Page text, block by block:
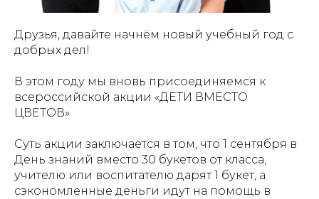
Друзья, давайте начнём новый учебный год с
добрых дел!
В этом году мы вновь присоединяемся к
всероссийской акции «ДЕТИ ВМЕСТО
ЦВЕТОВ»
Суть акции заключается в том, что 1 сентября в
День знаний вместо 30 букетов от класса,
учителю или воспитателю дарят 1 букет, а
сэкономленные деньги идут на помощь в